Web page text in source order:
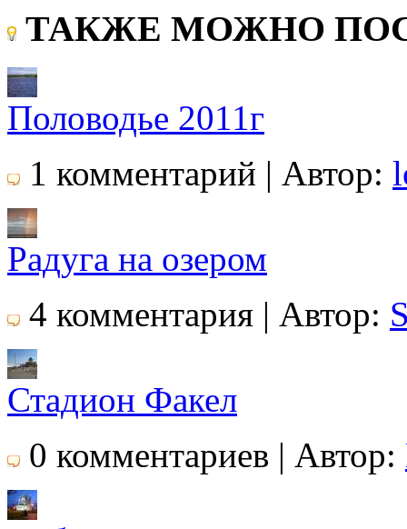
ТАКЖЕ МОЖНО
Половодье 2011г
1 комментарий | Автор:
Радуга на озером
4 комментария | Автор:
Стадион Факел
0 комментариев | Автор: